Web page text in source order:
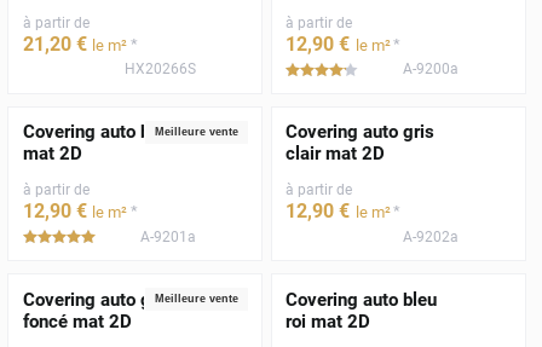
à partir de
21,20 € le m² *
HX20266S
à partir de
12,90 € le m²*
***** A-9200a
Meilleure vente
Covering auto blanc
mat 2D
à partir de
12,90 € le m² *
***** A-9201a
Covering auto gris
clair mat 2D
à partir de
12,90 € le m²*
A-9202a
Meilleure vente
Covering auto gris
foncé mat 2D
Covering auto bleu
roi mat 2D